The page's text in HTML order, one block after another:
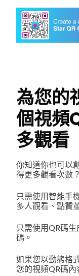
為您的
個視頻
多觀看
你知道你也可以
得更多觀看次數？
只需使用智能手
多人觀看、點贊
只需使用QR碼
碼。
如果您以動態格
您的視頻QR碼